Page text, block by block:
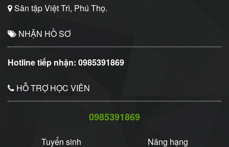
Sân tập Việt Trì, Phú Thọ.
NHẬN HỒ SƠ
Hotline tiếp nhận: 0985391869
HỖ TRỢ HỌC VIÊN
0985391869
Tuyển sinh Nâng hạng